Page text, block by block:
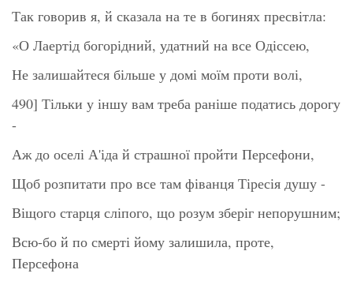
Так говорив я, й сказала на те в богинях пресвітла:
«О Лаертід богорідний, удатний на все Одіссею,
Не залишайтеся більше у домі моїм проти волі,
490] Тільки у іншу вам треба раніше податись дорогу
-
Аж до оселі А'іда й страшної пройти Персефони,
Щоб розпитати про все там фіванця Тіресія душу -
Віщого старця сліпого, що розум зберіг непорушним;
Всю-бо й по смерті йому залишила, проте,
Персефона